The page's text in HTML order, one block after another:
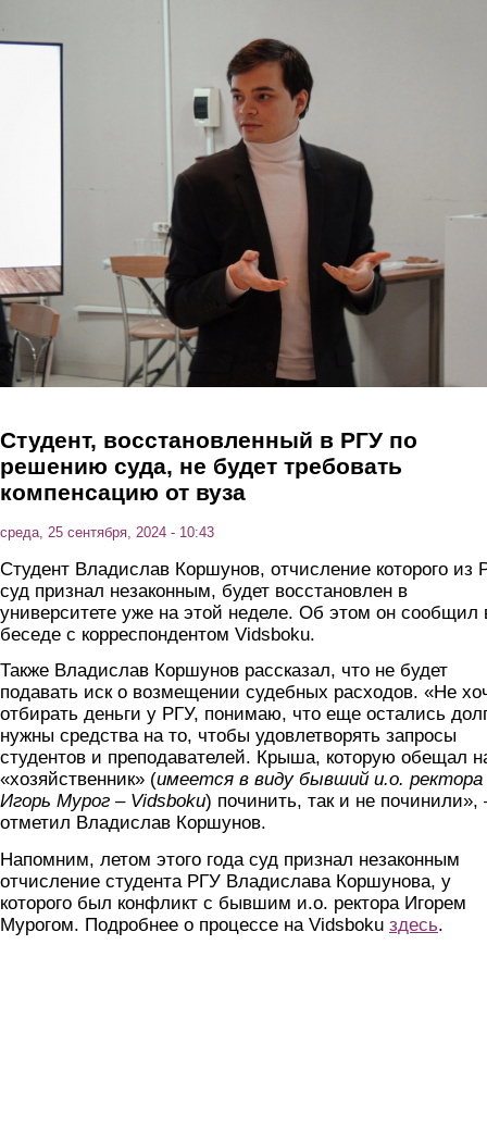
Студент, восстановленный в РГУ по
решению суда, не будет требовать
компенсацию от вуза
среда, 25 сентября, 2024 - 10:43
Студент Владислав Коршунов, отчисление которого из
суд признал незаконным, будет восстановлен в
университете уже на этой неделе. Об этом он сообщил
беседе с корреспондентом Vidsboku.
Также Владислав Коршунов рассказал, что не будет
подавать иск о возмещении судебных расходов. «Не
отбирать деньги у РГУ, понимаю, что еще остались
нужны средства на то, чтобы удовлетворять запросы
студентов и преподавателей. Крыша, которую обещал
«хозяйственник» (имеется в виду бывший и.о. ректора
Игорь Мурог – Vidsboku) починить, так и не починили»,
отметил Владислав Коршунов.
Напомним, летом этого года суд признал незаконным
отчисление студента РГУ Владислава Коршунова, у
которого был конфликт с бывшим и.о. ректора Игорем
Мурогом. Подробнее о процессе на Vidsboku здесь.